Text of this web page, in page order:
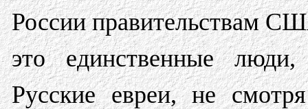
России правительствам
это единственные
Русские евреи, не